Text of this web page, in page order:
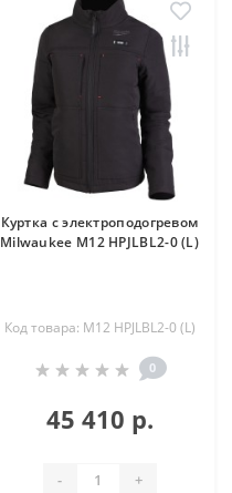
Куртка c электроподогревом
Milwaukee M12 HPJLBL2-0 (L)
Код товара: M12 HPJLBL2-0 (L)
0
45 410 р.
- +